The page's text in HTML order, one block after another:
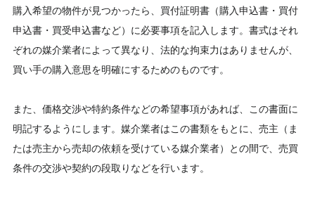
購入希望の物件が見つかったら、買付証明書（購入申込書・買付
申込書・買受申込書など）に必要事項を記入します。書式はそれ
ぞれの媒介業者によって異なり、法的な拘束力はありませんが、
買い手の購入意思を明確にするためのものです。
また、価格交渉や特約条件などの希望事項があれば、この書面に
明記するようにします。媒介業者はこの書類をもとに、売主（ま
たは売主から売却の依頼を受けている媒介業者）との間で、売買
条件の交渉や契約の段取りなどを行います。